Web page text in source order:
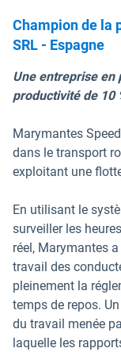
Champion de la
SRL - Espagne
Une entreprise en
productivité de 10
Marymantes
dans le transport
exploitant une
En utilisant le
surveiller les
réel, Marymantes
travail des
pleinement la
temps de repos.
du travail menée
laquelle les